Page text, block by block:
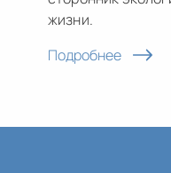
жизни.
Подробнее